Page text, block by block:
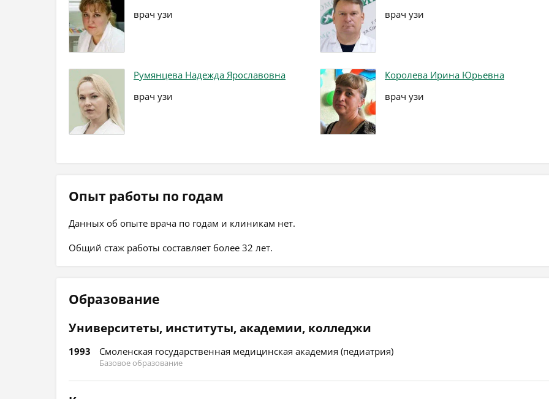
врач узи
врач узи
Румянцева Надежда Ярославовна
врач узи
Королева Ирина Юрьевна
врач узи
Опыт работы по годам
Данных об опыте врача по годам и клиникам нет.
Общий стаж работы составляет более 32 лет.
Образование
Университеты, институты, академии, колледжи
1993 Смоленская государственная медицинская академия (педиатрия)
Базовое образование